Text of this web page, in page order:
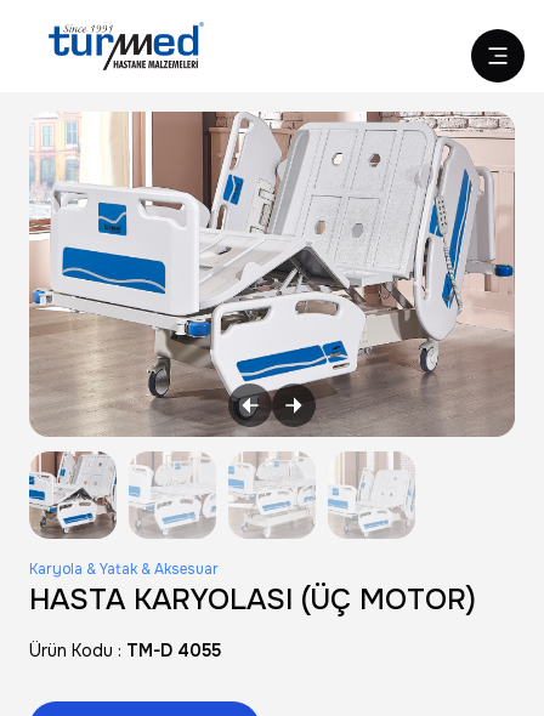
Karyola & Yatak & Aksesuar
HASTA KARYOLASI (ÜÇ MOTOR)
Ürün Kodu : TM-D 4055